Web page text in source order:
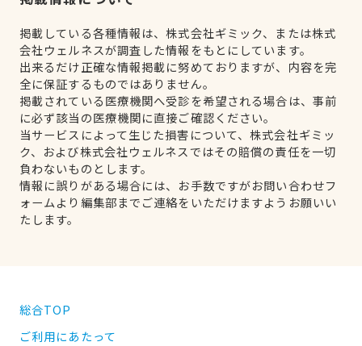
掲載している各種情報は、株式会社ギミック、または株式
会社ウェルネスが調査した情報をもとにしています。
出来るだけ正確な情報掲載に努めておりますが、内容を完
全に保証するものではありません。
掲載されている医療機関へ受診を希望される場合は、事前
に必ず該当の医療機関に直接ご確認ください。
当サービスによって生じた損害について、株式会社ギミッ
ク、および株式会社ウェルネスではその賠償の責任を一切
負わないものとします。
情報に誤りがある場合には、お手数ですがお問い合わせフ
ォームより編集部までご連絡をいただけますようお願いい
たします。
総合TOP
ご利用にあたって